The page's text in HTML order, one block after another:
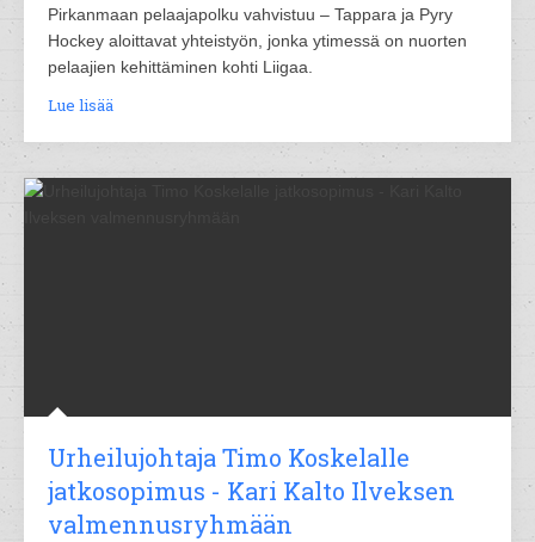
Pirkanmaan pelaajapolku vahvistuu – Tappara ja Pyry
Hockey aloittavat yhteistyön, jonka ytimessä on nuorten
pelaajien kehittäminen kohti Liigaa.
Lue lisää
Urheilujohtaja Timo Koskelalle
jatkosopimus - Kari Kalto Ilveksen
valmennusryhmään